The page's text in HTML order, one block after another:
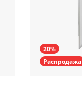
20%
Распродажа